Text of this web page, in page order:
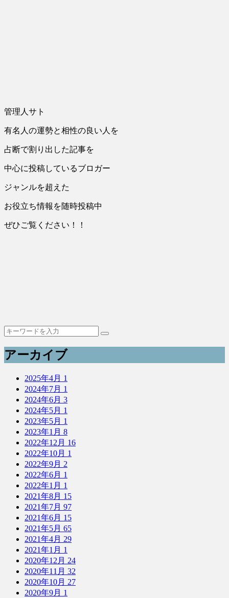
管理人サト
有名人の運勢と相性の良い人を
占断で割り出した記事を
中心に投稿しているブロガー
ジャンルを超えた
お役立ち情報を随時投稿中
ぜひご覧ください！！
アーカイブ
2025年4月 1
2024年7月 1
2024年6月 3
2024年5月 1
2023年5月 1
2023年1月 8
2022年12月 16
2022年10月 1
2022年9月 2
2022年6月 1
2022年1月 1
2021年8月 15
2021年7月 97
2021年6月 15
2021年5月 65
2021年4月 29
2021年1月 1
2020年12月 24
2020年11月 32
2020年10月 27
2020年9月 1